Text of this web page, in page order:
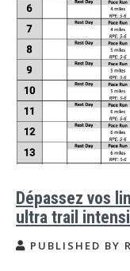
Dépassez vos
ultra trail
PUBLISHED BY